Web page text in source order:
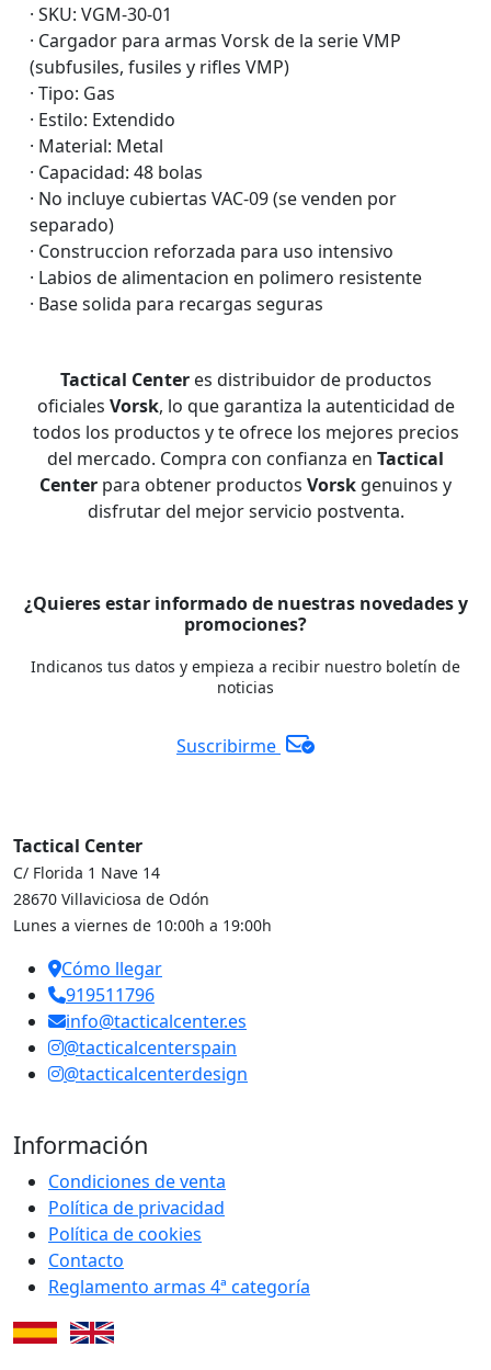
· SKU: VGM-30-01
· Cargador para armas Vorsk de la serie VMP
(subfusiles, fusiles y rifles VMP)
· Tipo: Gas
· Estilo: Extendido
· Material: Metal
· Capacidad: 48 bolas
· No incluye cubiertas VAC-09 (se venden por
separado)
· Construccion reforzada para uso intensivo
· Labios de alimentacion en polimero resistente
· Base solida para recargas seguras
Tactical Centeres distribuidor de productos
oficiales Vorsk, lo que garantiza la autenticidad de
todos los productos y te ofrece los mejores precios
del mercado. Compra con confianza en Tactical
Center para obtener productos Vorsk genuinos y
disfrutar del mejor servicio postventa.
¿Quieres estar informado de nuestras novedades y
promociones?
Indicanos tus datos y empieza a recibir nuestro boletín de
noticias
Suscribirme
Tactical Center
C/ Florida 1 Nave 14
28670 Villaviciosa de Odón
Lunes a viernes de 10:00h a 19:00h
Cómo llegar
919511796
info@tacticalcenter.es
@tacticalcenterspain
@tacticalcenterdesign
Información
Condiciones de venta
Política de privacidad
Política de cookies
Contacto
Reglamento armas 4ª categoría